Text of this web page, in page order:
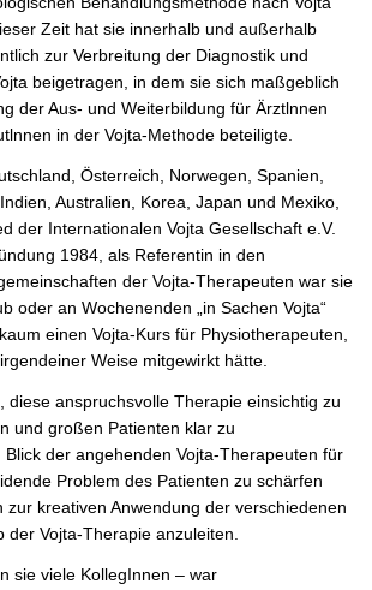
Zeit hat sie innerhalb und außerhalb
zur Verbreitung der Diagnostik und
beigetragen, in dem sie sich maßgeblich
der Aus- und Weiterbildung für Ärztlnnen
in der Vojta-Methode beteiligte.
Österreich, Norwegen, Spanien,
Australien, Korea, Japan und Mexiko,
der Internationalen Vojta Gesellschaft e.V.
1984, als Referentin in den
der Vojta-Therapeuten war sie
oder an Wochenenden „in Sachen Vojta“
einen Vojta-Kurs für Physiotherapeuten,
Weise mitgewirkt hätte.
diese anspruchsvolle Therapie einsichtig zu
und großen Patienten klar zu
der angehenden Vojta-Therapeuten für
Problem des Patienten zu schärfen
zur kreativen Anwendung der verschiedenen
der Vojta-Therapie anzuleiten.
sie viele KollegInnen – war